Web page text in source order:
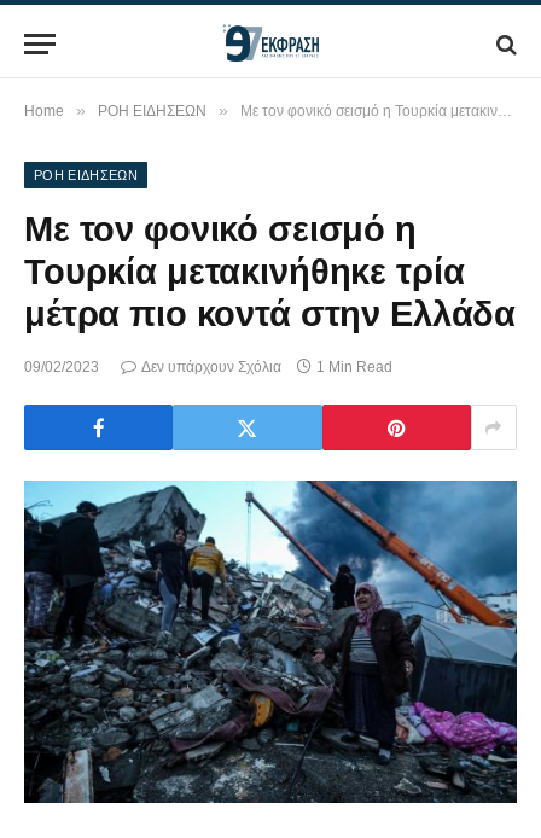
Home » ΡΟΗ ΕΙΔΗΣΕΩΝ » Με τον φονικό σεισμό η Τουρκία μετακινήθηκε τρία μέτρα πιο κοντά στην Ελλάδα
ΡΟΗ ΕΙΔΗΣΕΩΝ
Με τον φονικό σεισμό η
Τουρκία μετακινήθηκε τρία
μέτρα πιο κοντά στην Ελλάδα
09/02/2023 Δεν υπάρχουν Σχόλια 1 Min Read